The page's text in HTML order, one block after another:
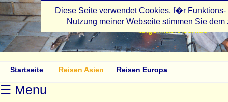
angelikasreisen.de
Startseite Reisen Asien Reisen Europa
☰ Menu
Diese Seite verwendet Cookies, f�r
Nutzung meiner Webseite stimmen Sie